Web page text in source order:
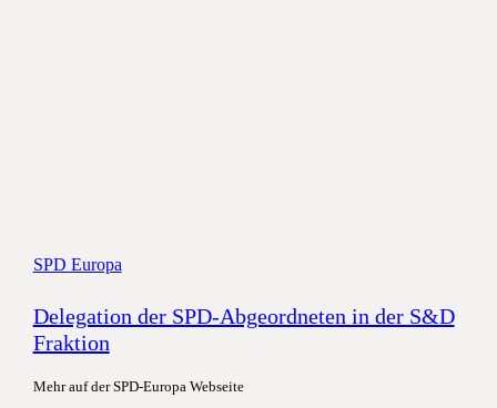
SPD Europa
Delegation der SPD-Abgeordneten in der S&D
Fraktion
Mehr auf der SPD-Europa Webseite